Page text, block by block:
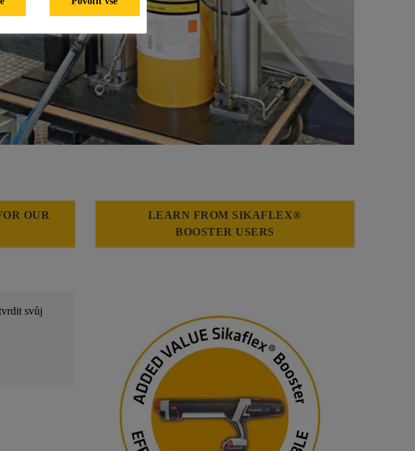
OUR
LEARN FROM SIKAFLEX®
BOOSTER USERS
svůj